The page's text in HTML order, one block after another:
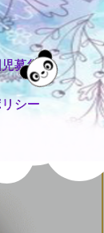
募集
シー